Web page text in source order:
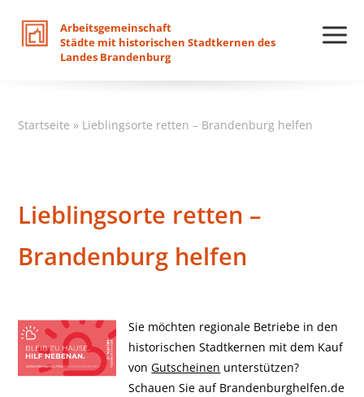
Arbeitsgemeinschaft
Städte mit historischen Stadtkernen des
Landes Brandenburg
Startseite » Lieblingsorte retten – Brandenburg helfen
Lieblingsorte retten –
Brandenburg helfen
Sie möchten regionale Betriebe in den
historischen Stadtkernen mit dem Kauf
vonGutscheinen unterstützen?
Schauen Sie auf Brandenburghelfen.de